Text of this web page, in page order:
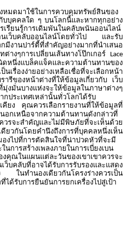
งหมดมาใช้ในการควบคุมทรัพย์สินของ
บุคคลใด ๆ บนโลกนี้และหากทุกอย่าง
เรียนรู้การเดิมพันในคลับพนันออนไลน์
ว็บคลับออนไลน์โดยทั่วไป
และรับ
กมีงานปาร์ตี้ที่สำคัญอย่างมากที่นำเสนอ
ต่างๆการเปลี่ยนเส้นทางโป๊กเกอร์Lace
ดหนึ่งแบล็คแจ็คและความต้านทานของ
ป็นเรื่องง่ายอย่างเหลือเชื่อที่จะเลือกหน้า
ารีของหน้าต่างที่ให้ข้อมูลเกี่ยวกับ
เว็บ
มุ่งมั่นบางแห่งจะให้ข้อมูลในภาษาต่างๆ
ประเทศเหล่านั้นทั่วโลกได้รับ
คียง
คุณควรเลือกรายงานที่ให้ข้อมูลที่
อกเหนือจากความต้านทานดังกล่าวที่
วรจะสำคัญและไม่มีพิษภัยที่จะเห็นด้วย
ดียวกันโดยคำนึงถึงการที่บุคคลหนึ่งเห็น
องไปที่การตัดสินใจที่น่าปวดหัวที่จะมี
นการสร้างเพลงภายในการเบี่ยงเบน
งคุณในแผนแต่ละวันของเขาเขาควรจะ
ว็บคลับที่อาจได้รับการรับรองและแสดง
ในทำนองเดียวกันโครงร่างควรเป็น
ด้รับการยืนยันการยกเครื่องไปสู่เป้า